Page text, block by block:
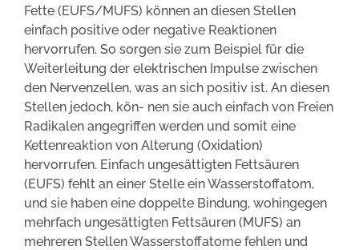
Fette (EUFS/MUFS) können an diesen Stellen
einfach positive oder negative Reaktionen
hervorrufen. So sorgen sie zum Beispiel für die
Weiterleitung der elektrischen Impulse zwischen
den Nervenzellen, was an sich positiv ist. An diesen
Stellen jedoch, kön- nen sie auch einfach von Freien
Radikalen angegriffen werden und somit eine
Kettenreaktion von Alterung (Oxidation)
hervorrufen. Einfach ungesättigten Fettsäuren
(EUFS) fehlt an einer Stelle ein Wasserstoffatom,
und sie haben eine doppelte Bindung, wohingegen
mehrfach ungesättigten Fettsäuren (MUFS) an
mehreren Stellen Wasserstoffatome fehlen und